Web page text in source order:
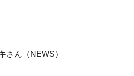
さん（NEWS）